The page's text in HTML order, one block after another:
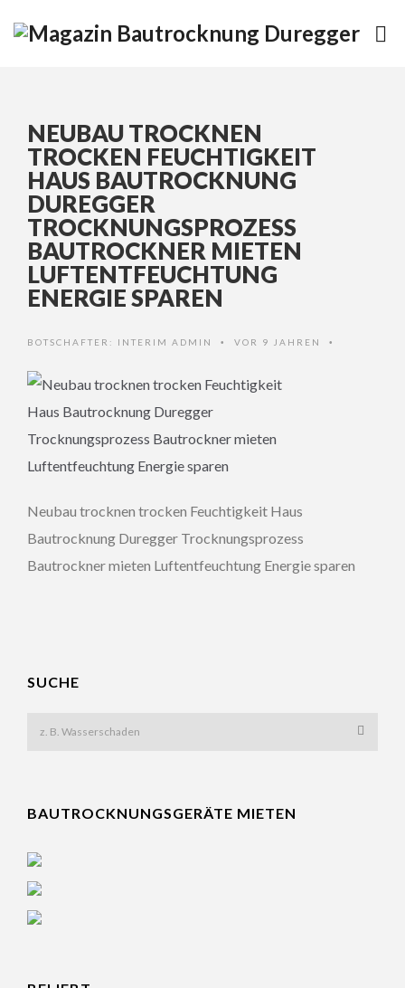
NEUBAU TROCKNEN
TROCKEN FEUCHTIGKEIT
HAUS BAUTROCKNUNG
DUREGGER
TROCKNUNGSPROZESS
BAUTROCKNER MIETEN
LUFTENTFEUCHTUNG
ENERGIE SPAREN
BOTSCHAFTER: INTERIM ADMIN • VOR 9 JAHREN •
Neubau trocknen trocken Feuchtigkeit Haus
Bautrocknung Duregger Trocknungsprozess
Bautrockner mieten Luftentfeuchtung Energie sparen
SUCHE
BAUTROCKNUNGSGERÄTE MIETEN